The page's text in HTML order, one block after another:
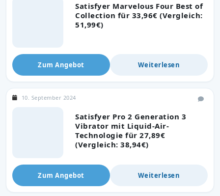
Satisfyer Marvelous Four Best of
Collection für 33,96€ (Vergleich:
51,99€)
Zum Angebot Weiterlesen
Satisfyer Pro 2 Generation 3
Vibrator mit Liquid-Air-
Technologie für 27,89€
(Vergleich: 38,94€)
10. September 2024
Zum Angebot Weiterlesen